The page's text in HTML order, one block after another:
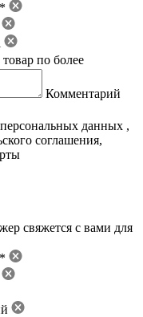
по более
Комментарий
персональных данных ,
соглашения,
свяжется с вами для